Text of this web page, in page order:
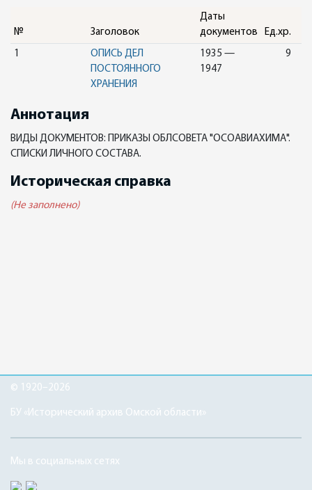
№ Заголовок
Даты
документов
Ед.хр.
1
ОПИСЬ ДЕЛ
ПОСТОЯННОГО
ХРАНЕНИЯ
1935 —
1947
9
Аннотация
ВИДЫ ДОКУМЕНТОВ: ПРИКАЗЫ ОБЛСОВЕТА "ОСОАВИАХИМА".
СПИСКИ ЛИЧНОГО СОСТАВА.
Историческая справка
(Не заполнено)
© 1920–2026
БУ «Исторический архив Омской области»
Мы в социальных сетях